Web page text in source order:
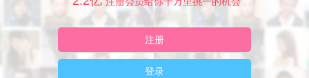
注册
登录